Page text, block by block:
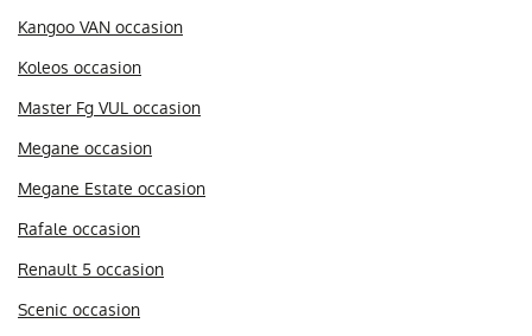
Kangoo VAN occasion
Koleos occasion
Master Fg VUL occasion
Megane occasion
Megane Estate occasion
Rafale occasion
Renault 5 occasion
Scenic occasion